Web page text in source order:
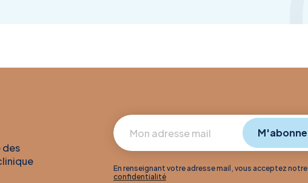
des
En renseignant votre adresse mail, vous acceptez notre
confidentialité